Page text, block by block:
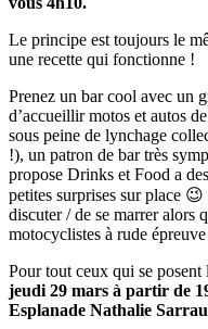
Le principe est toujours le
une recette qui fonctionne !
Prenez un bar cool avec un
d’accueillir motos et autos
sous peine de lynchage
!), un patron de bar très
propose Drinks et Food a
petites surprises sur place
discuter / de se marrer alors
motocyclistes à rude
Pour tout ceux qui se posent
jeudi 29 mars à partir de
Esplanade Nathalie